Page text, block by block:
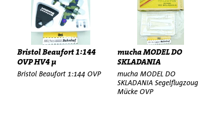
Bristol Beaufort 1:144
OVP HV4 µ
Bristol Beaufort 1:144 OVP
mucha MODEL DO
SKLADANIA
Segelflugzoug Mücke...
mucha MODEL DO
SKLADANIA Segelflugzoug
Mücke OVP